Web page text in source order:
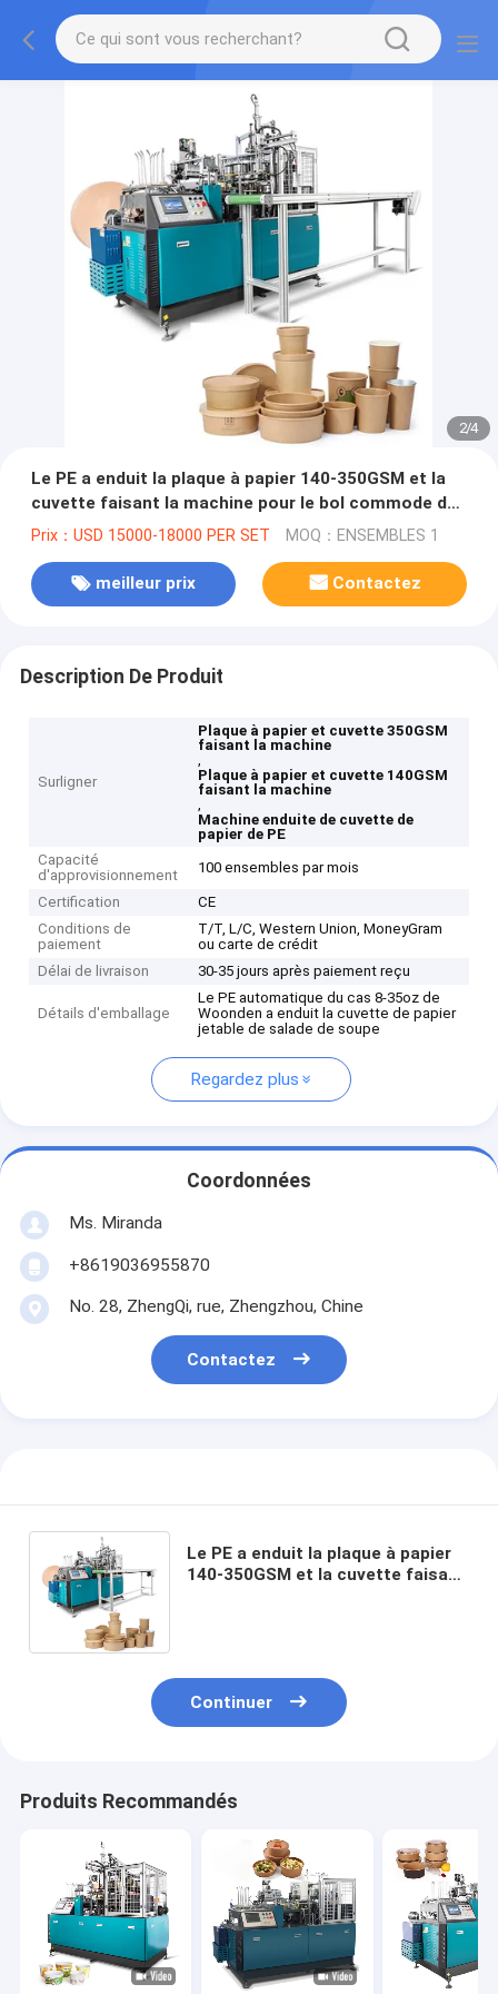
2/4
Le PE a enduit la plaque à papier 140-350GSM et la
cuvette faisant la machine pour le bol commode de
nouille
Prix：USD 15000-18000 PER SET MOQ：ENSEMBLES 1
meilleur prix Contactez
Description De Produit
Surligner
Plaque à papier et cuvette 350GSM
faisant la machine
,
Plaque à papier et cuvette 140GSM
faisant la machine
,
Machine enduite de cuvette de
papier de PE
Capacité
d'approvisionnement
100 ensembles par mois
Certification
CE
Conditions de
paiement
T/T, L/C, Western Union, MoneyGram
ou carte de crédit
Délai de livraison
30-35 jours après paiement reçu
Détails d'emballage
Le PE automatique du cas 8-35oz de
Woonden a enduit la cuvette de papier
jetable de salade de soupe
Regardez plus
Coordonnées
Ms. Miranda
+8619036955870
No. 28, ZhengQi, rue, Zhengzhou, Chine
Contactez
Le PE a enduit la plaque à papier
140-350GSM et la cuvette faisant
Continuer
Produits Recommandés